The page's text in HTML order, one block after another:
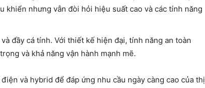
nhưng vẫn đòi hỏi hiệu suất cao và các tính năng
đầy cá tính. Với thiết kế hiện đại, tính năng an toàn
và khả năng vận hành mạnh mẽ.
và hybrid để đáp ứng nhu cầu ngày càng cao của thị